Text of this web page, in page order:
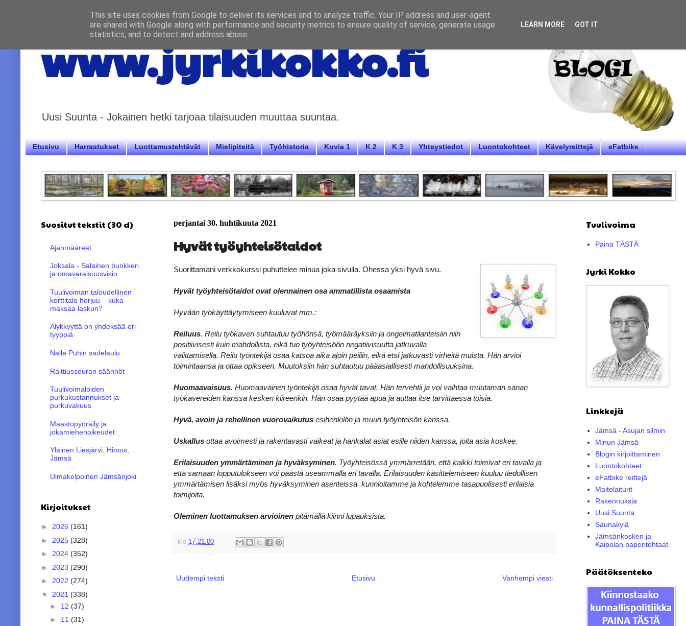
www.jyrkikokko.fi
Uusi Suunta - Jokainen hetki tarjoaa tilaisuuden muuttaa suuntaa.
Etusivu Harrastukset Luottamustehtävät Mielipiteitä Työhistoria Kuvia 1 K 2 K 3 Yhteystiedot Luontokohteet Kävelyreittejä eFatbike
perjantai 30. huhtikuuta 2021
Hyvät työyhteisötaidot
Suorittamani verkkokurssi puhuttelee minua joka sivulla. Ohessa yksi hyvä sivu.
Hyvät työyhteisötaidot ovat olennainen osa ammatillista osaamista
Hyvään työkäyttäytymiseen kuuluvat mm.:
Reiluus. Reilu työkaveri suhtautuu työhönsä, työmääräyksiin ja ongelmatilanteisiin niin
positiivisesti kuin mahdollista, eikä tuo työyhteisöön negatiivisuutta jatkuvalla
valittamisella. Reilu työntekijä osaa katsoa aika ajoin peiliin, eikä etsi jatkuvasti virheitä muista. Hän arvioi
toimintaansa ja ottaa opikseen. Muutoksiin hän suhtautuu pääasiallisesti mahdollisuuksina.
Huomaavaisuus. Huomaavainen työntekijä osaa hyvät tavat. Hän tervehtii ja voi vaihtaa muutaman sanan
työkavereiden kanssa kesken kiireenkin. Hän osaa pyytää apua ja auttaa itse tarvittaessa toisia.
Hyvä, avoin ja rehellinen vuorovaikutus esihenkilön ja muun työyhteisön kanssa.
Uskallus ottaa avoimesti ja rakentavasti vaikeat ja hankalat asiat esille niiden kanssa, joita asia koskee.
Erilaisuuden ymmärtäminen ja hyväksyminen. Työyhteisössä ymmärretään, että kaikki toimivat eri tavalla ja
että samaan lopputulokseen voi päästä useammalla eri tavalla. Erilaisuuden käsittelemiseen kuuluu tiedollisen
ymmärtämisen lisäksi myös hyväksyminen asenteissa. kunnioitamme ja kohtelemme tasapuolisesti erilaisia
toimijoita.
Oleminen luottamuksen arvioinen pitämällä kiinni lupauksista.
klo 17.21.00
Uudempi teksti Vanhempi viesti
Etusivu
Suositut tekstit (30 d)
Ajanmääreet
Joksala - Salainen bunkkeri
ja omavaraisuusvisio
Tuulivoiman taloudellinen
korttitalo horjuu – kuka
maksaa laskun?
Älykkyyttä on yhdeksää eri
tyyppiä
Nalle Puhin sadelaulu
Raittiusseuran säännöt
Tuulivoimaloiden
purkukustannukset ja
purkuvakuus
Maastopyöräily ja
jokamiehenoikeudet
Yläinen Liesjärvi, Himos,
Jämsä
Uimakelpoinen Jämsänjoki
Kirjoitukset
► 2026 (161)
► 2025 (328)
► 2024 (352)
► 2023 (290)
► 2022 (274)
▼ 2021 (338)
► 12 (37)
► 11 (31)
Tuulivoima
Paina TÄSTÄ
Jyrki Kokko
Linkkejä
Jämsä - Asujan silmin
Minun Jämsä
Blogin kirjoittaminen
Luontokohteet
eFatbike reittejä
Maitolaiturit
Rakennuksia
Uusi Suunta
Saunakylä
Jämsänkosken ja
Kaipolan paperitehtaat
Päätöksenteko
This site uses cookies from Google to deliver its services and to analyze traffic. Your IP address and user-agent
are shared with Google along with performance and security metrics to ensure quality of service, generate usage
statistics, and to detect and address abuse.
LEARN MORE GOT IT